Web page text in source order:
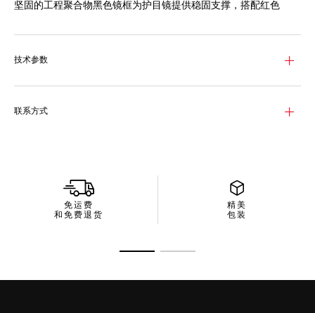
坚固的工程聚合物黑色镜框为护目镜提供稳固支撑，搭配红色
驰骋雪道。
技术参数
联系方式
免运费
和免费退货
精美
包装